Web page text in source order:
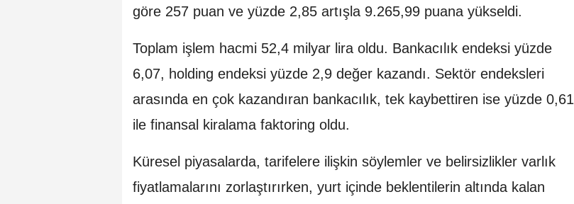
göre 257 puan ve yüzde 2,85 artışla 9.265,99 puana yükseldi.
Toplam işlem hacmi 52,4 milyar lira oldu. Bankacılık endeksi yüzde
6,07, holding endeksi yüzde 2,9 değer kazandı. Sektör endeksleri
arasında en çok kazandıran bankacılık, tek kaybettiren ise yüzde 0,61
ile finansal kiralama faktoring oldu.
Küresel piyasalarda, tarifelere ilişkin söylemler ve belirsizlikler varlık
fiyatlamalarını zorlaştırırken, yurt içinde beklentilerin altında kalan